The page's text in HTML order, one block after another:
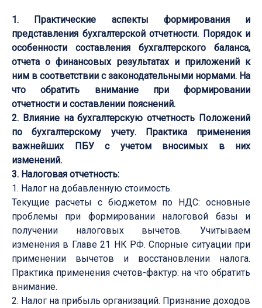
1. Практические аспекты формирования и
представления бухгалтерской отчетности. Порядок и
особенности составления бухгалтерского баланса,
отчета о финансовых результатах и приложений к
ним в соответствии с законодательными нормами. На
что обратить внимание при формировании
отчетности и составлении пояснений.
2. Влияние на бухгалтерскую отчетность Положений
по бухгалтерскому учету. Практика применения
важнейших ПБУ с учетом вносимых в них
изменений.
3. Налоговая отчетность:
1. Налог на добавленную стоимость.
Текущие расчеты с бюджетом по НДС: основные
проблемы при формировании налоговой базы и
получении налоговых вычетов. Учитываем
изменения в Главе 21 НК РФ. Спорные ситуации при
применении вычетов и восстановлении налога.
Практика применения счетов-фактур: на что обратить
внимание.
2. Налог на прибыль организаций. Признание доходов